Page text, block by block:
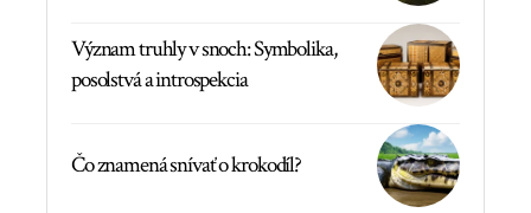
Význam truhly v snoch: Symbolika,
posolstvá a introspekcia
Čo znamená snívať o krokodíl?